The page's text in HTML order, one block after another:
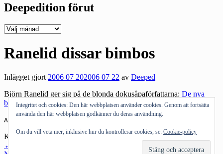
Deepedition förut
Deepedition
Ranelid dissar bimbos
Inlägget gjort2006 07 202006 07 22 av Deeped
Björn Ranelid ger sig på de blonda dokusåpaförfattarna: De nya
bokbrudarna. Han är en sorglig figur.
Andra bloggar om:
Kategorier: Medier
Inläggsnavigering
←
Integritet och cookies: Den här webbplatsen använder cookies. Genom att fortsätta
använda den här webbplatsen godkänner du deras användning.
Om du vill veta mer, inklusive hur du kontrollerar cookies, se: Cookie-policy